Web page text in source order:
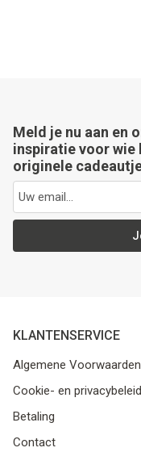
Meld je nu aan en
inspiratie voor wie
originele
KLANTENSERVICE
Algemene Voorwaarden
Cookie- en privacybeleid
Betaling
Contact